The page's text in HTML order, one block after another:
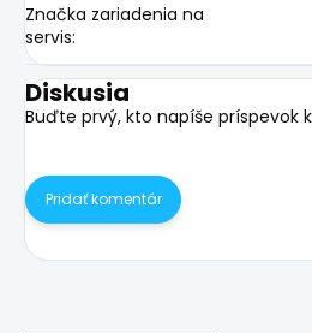
Značka zariadenia na
servis:
Diskusia
Buďte prvý, kto napíše príspevok
Pridať komentár